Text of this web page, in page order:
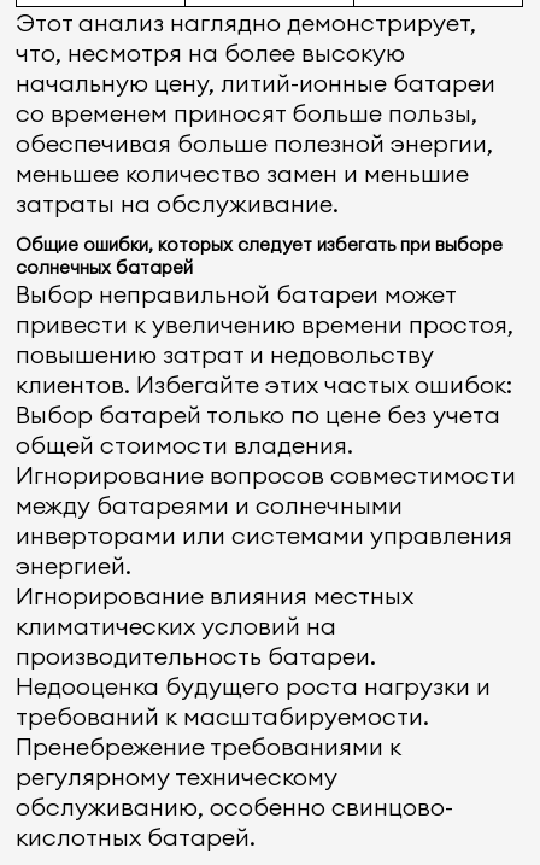
Этот анализ наглядно демонстрирует,
что, несмотря на более высокую
начальную цену, литий-ионные батареи
со временем приносят больше пользы,
обеспечивая больше полезной энергии,
меньшее количество замен и меньшие
затраты на обслуживание.
Общие ошибки, которых следует избегать при выборе
солнечных батарей
Выбор неправильной батареи может
привести к увеличению времени простоя,
повышению затрат и недовольству
клиентов. Избегайте этих частых ошибок:
Выбор батарей только по цене без учета
общей стоимости владения.
Игнорирование вопросов совместимости
между батареями и солнечными
инверторами или системами управления
энергией.
Игнорирование влияния местных
климатических условий на
производительность батареи.
Недооценка будущего роста нагрузки и
требований к масштабируемости.
Пренебрежение требованиями к
регулярному техническому
обслуживанию, особенно свинцово-
кислотных батарей.